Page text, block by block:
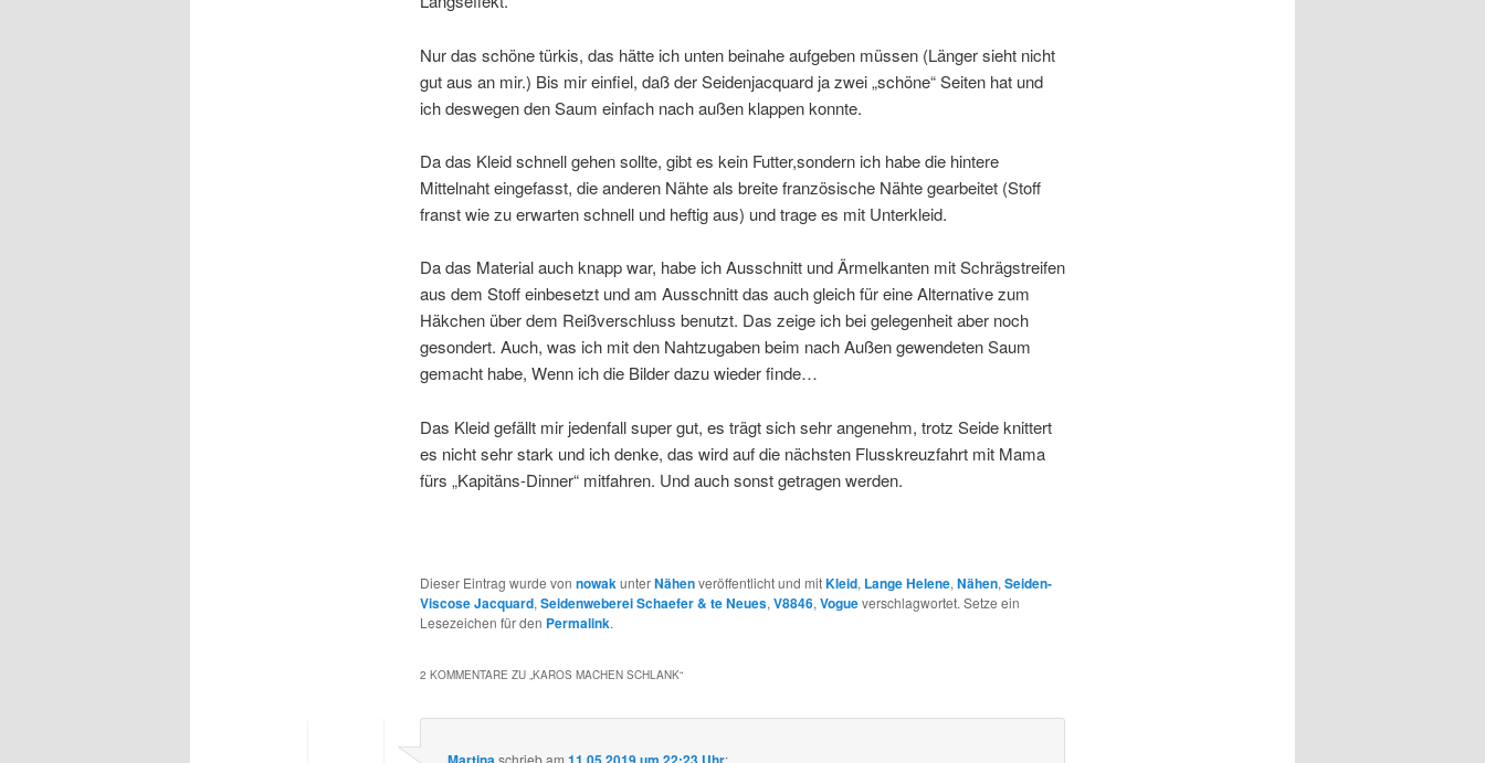
Nur das schöne türkis, das hätte ich unten beinahe aufgeben müssen (Länger sieht nicht
gut aus an mir.) Bis mir einfiel, daß der Seidenjacquard ja zwei „schöne“ Seiten hat und
ich deswegen den Saum einfach nach außen klappen konnte.
Da das Kleid schnell gehen sollte, gibt es kein Futter,sondern ich habe die hintere
Mittelnaht eingefasst, die anderen Nähte als breite französische Nähte gearbeitet (Stoff
franst wie zu erwarten schnell und heftig aus) und trage es mit Unterkleid.
Da das Material auch knapp war, habe ich Ausschnitt und Ärmelkanten mit Schrägstreifen
aus dem Stoff einbesetzt und am Ausschnitt das auch gleich für eine Alternative zum
Häkchen über dem Reißverschluss benutzt. Das zeige ich bei gelegenheit aber noch
gesondert. Auch, was ich mit den Nahtzugaben beim nach Außen gewendeten Saum
gemacht habe, Wenn ich die Bilder dazu wieder finde…
Das Kleid gefällt mir jedenfall super gut, es trägt sich sehr angenehm, trotz Seide knittert
es nicht sehr stark und ich denke, das wird auf die nächsten Flusskreuzfahrt mit Mama
fürs „Kapitäns-Dinner“ mitfahren. Und auch sonst getragen werden.
Dieser Eintrag wurde von nowakunterNähenveröffentlicht und mitKleid, Lange Helene,Nähen,Seiden-
Viscose Jacquard,Seidenweberei Schaefer & te Neues,V8846,Vogueverschlagwortet. Setze ein
Lesezeichen für den Permalink.
2 KOMMENTARE ZU „KAROS MACHEN SCHLANK“